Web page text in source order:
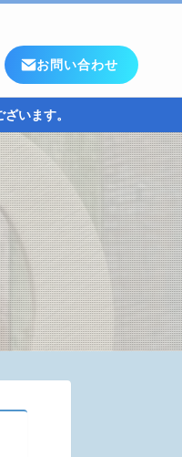
お問い合わせ